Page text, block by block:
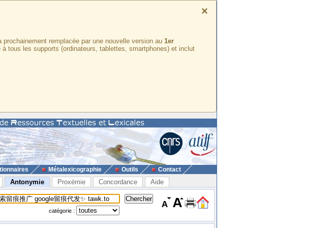
×
remplacée par une nouvelle version au 1er
tous les supports (ordinateurs, tablettes, smartphones) et inclut
Métalexicographie Outils Contact
Antonymie Proxémie Concordance Aide
catégorie :